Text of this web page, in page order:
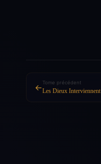
←Tome précédent
Les Dieux Interviennent